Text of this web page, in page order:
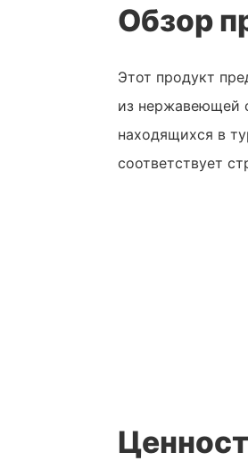
Обзор
Этот продукт
из нержавеющей
находящихся в
соответствует